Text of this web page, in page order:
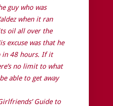
guy who was
when it ran
oil all over the
excuse was that he
in 48 hours. If it
no limit to what
able to get away
Guide to